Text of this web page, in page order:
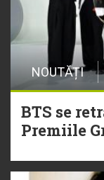
NOUTĂȚI
BTS se
Premiile